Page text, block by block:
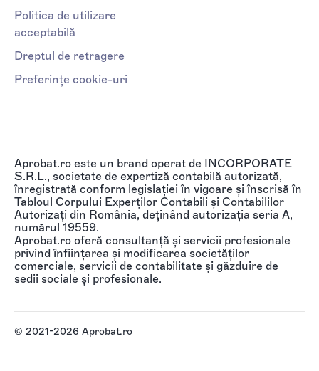
Politica de utilizare
acceptabilă
Dreptul de retragere
Preferințe cookie-uri
Aprobat.ro este un brand operat de INCORPORATE
S.R.L., societate de expertiză contabilă autorizată,
înregistrată conform legislației în vigoare și înscrisă în
Tabloul Corpului Experților Contabili și Contabililor
Autorizați din România, deținând autorizația seria A,
numărul 19559.
Aprobat.ro oferă consultanță și servicii profesionale
privind înființarea și modificarea societăților
comerciale, servicii de contabilitate și găzduire de
sedii sociale și profesionale.
© 2021-2026 Aprobat.ro